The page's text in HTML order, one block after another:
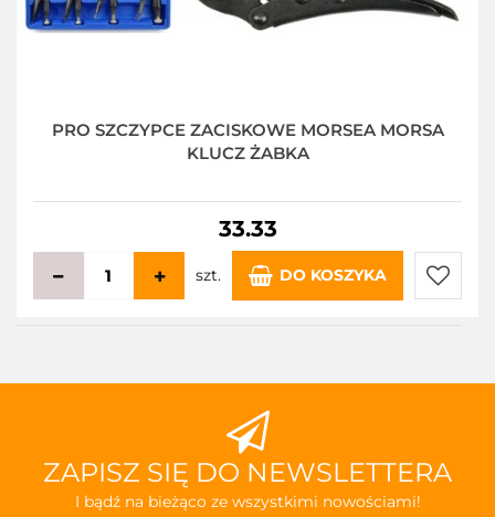
PRO SZCZYPCE ZACISKOWE MORSEA MORSA
KLUCZ ŻABKA
33.33
szt. DO KOSZYKA
Do
ZAPISZ SIĘ DO NEWSLETTERA
I bądź na bieżąco ze wszystkimi nowościami!